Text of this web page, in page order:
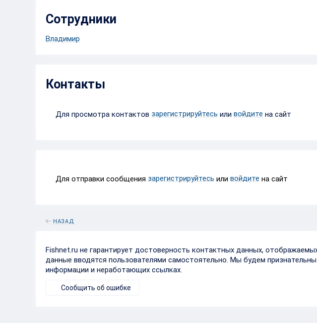
Сотрудники
Владимир
Контакты
Для просмотра контактов зарегистрируйтесь или войдите на сайт
Для отправки сообщения зарегистрируйтесь или войдите на сайт
НАЗАД
Fishnet.ru не гарантирует достоверность контактных данных,
данные вводятся пользователями самостоятельно. Мы будем
информации и неработающих ссылках.
Сообщить об ошибке